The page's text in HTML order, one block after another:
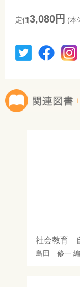
定価3,080円 (本
社会教育
島田 修一